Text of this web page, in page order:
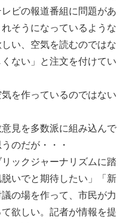
ビの報道番組に問題があ
そうになっているような
い、空気を読むのではな
ない」と注文を付けてい
を作っているのではない
見を多数派に組み込んで
のだが・・・
ックジャーナリズムに踏
いでと期待したい」「新
の場を作って、市民が力
欲しい。記者が情報を提